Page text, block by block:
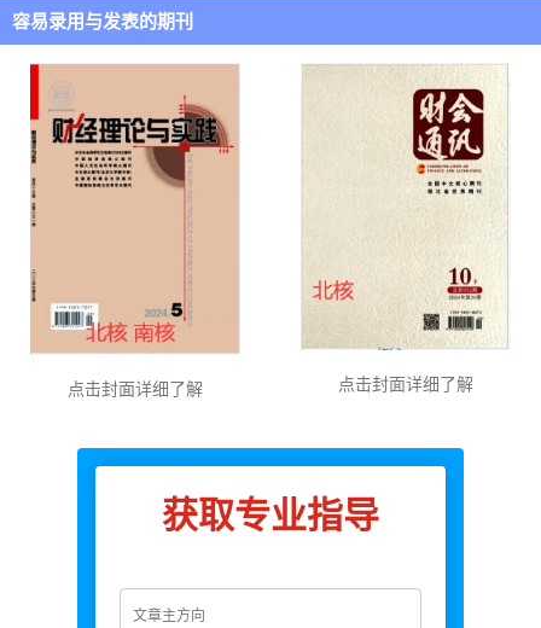
容易录用与发表的期刊
点击封面详细了解 点击封面详细了解
获取专业指导